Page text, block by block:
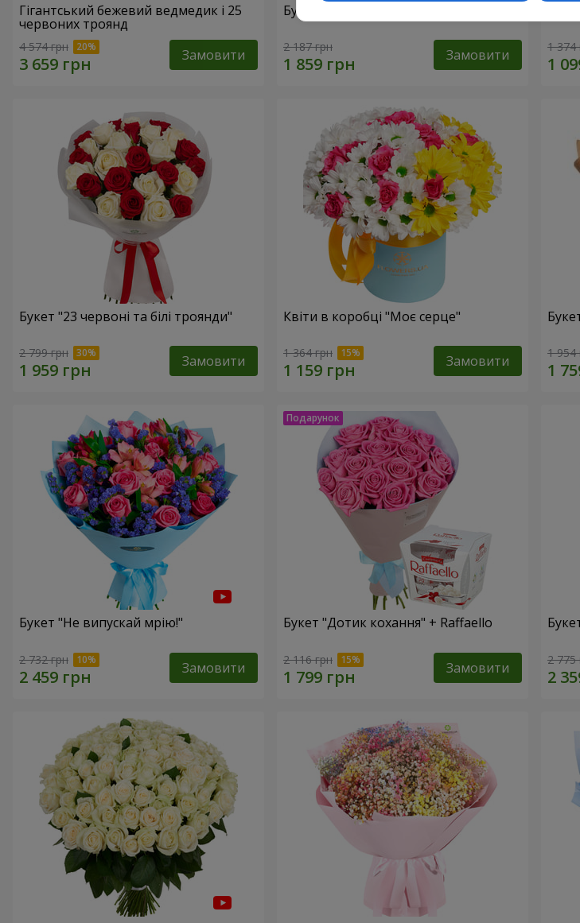
Гігантський бежевий ведмедик і 25
червоних троянд
4 574 грн Замовити
Букет з 21 кремової троянди
2 187 грн Замовити 1 374
Букет "23 червоні та білі троянди"
2 799 грн Замовити
Квіти в коробці "Моє серце"
1 364 грн Замовити 1 954
Букет "Не випускай мрію!"
2 732 грн Замовити
Букет "Дотик кохання" + Raffaello
2 116 грн Замовити 2 775